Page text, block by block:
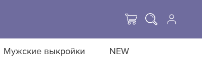
Мужские выкройки NEW